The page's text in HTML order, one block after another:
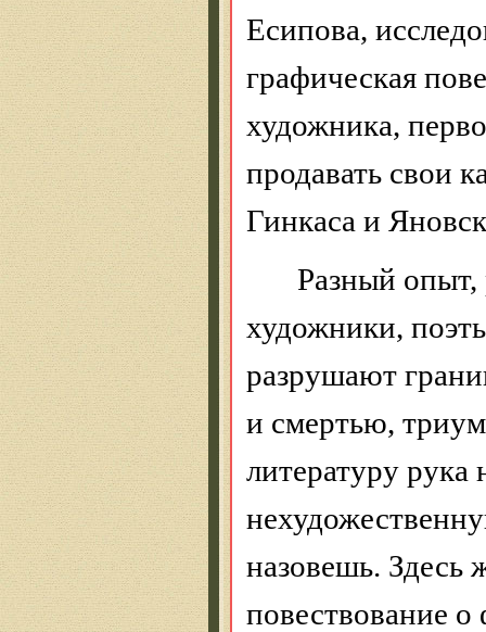
Есипова,
графическая
художника,
продавать свои
Гинкаса и
Разный
художники,
разрушают
и смертью,
литературу рука
назовешь. Здесь
повествование